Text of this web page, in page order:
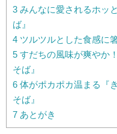
3 みんなに愛されるホッ
ば』
4 ツルツルとした食感に
5 すだちの風味が爽やか
そば』
6 体がポカポカ温まる『
そば』
7 あとがき